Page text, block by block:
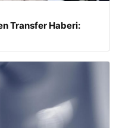
Transfer Haberi: